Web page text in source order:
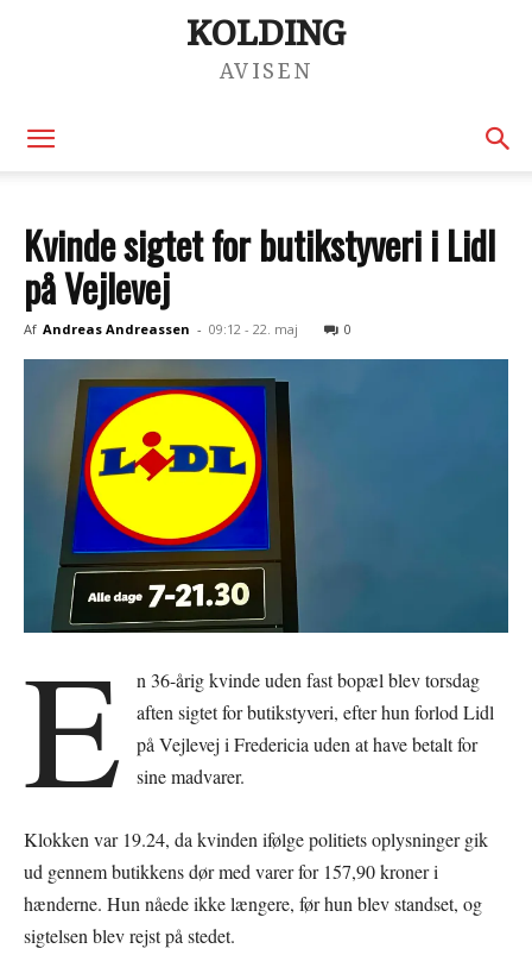
KOLDING
AVISEN
Kvinde sigtet for butikstyveri i Lidl
på Vejlevej
Af Andreas Andreassen - 09:12 - 22. maj 0
E
n 36-årig kvinde uden fast bopæl blev torsdag
aften sigtet for butikstyveri, efter hun forlod Lidl
på Vejlevej i Fredericia uden at have betalt for
sine madvarer.
Klokken var 19.24, da kvinden ifølge politiets oplysninger gik
ud gennem butikkens dør med varer for 157,90 kroner i
hænderne. Hun nåede ikke længere, før hun blev standset, og
sigtelsen blev rejst på stedet.